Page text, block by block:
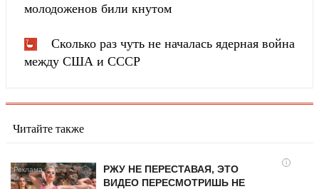
молодоженов били кнутом
Сколько раз чуть не началась ядерная война
между США и СССР
Читайте также
i
РЖУ НЕ ПЕРЕСТАВАЯ, ЭТО
ВИДЕО ПЕРЕСМОТРИШЬ НЕ